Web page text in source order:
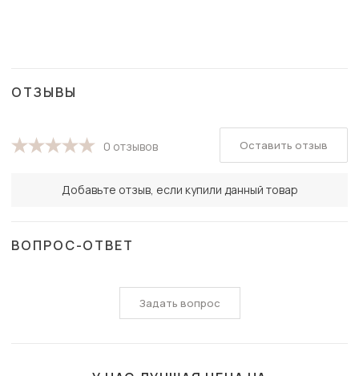
ОТЗЫВЫ
0 отзывов
Добавьте отзыв, если купили данный товар
Оставить отзыв
ВОПРОС-ОТВЕТ
Задать вопрос